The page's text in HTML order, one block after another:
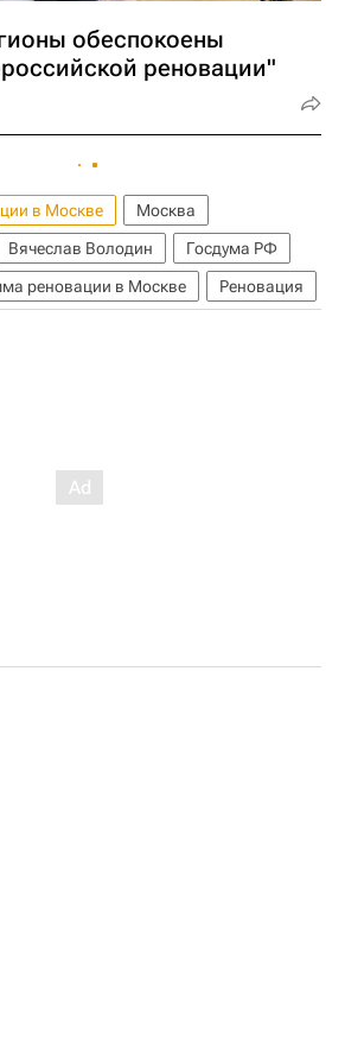
обеспокоены
реновации"
в Москве
Москва
Вячеслав Володин
Госдума РФ
реновации в Москве Реновация